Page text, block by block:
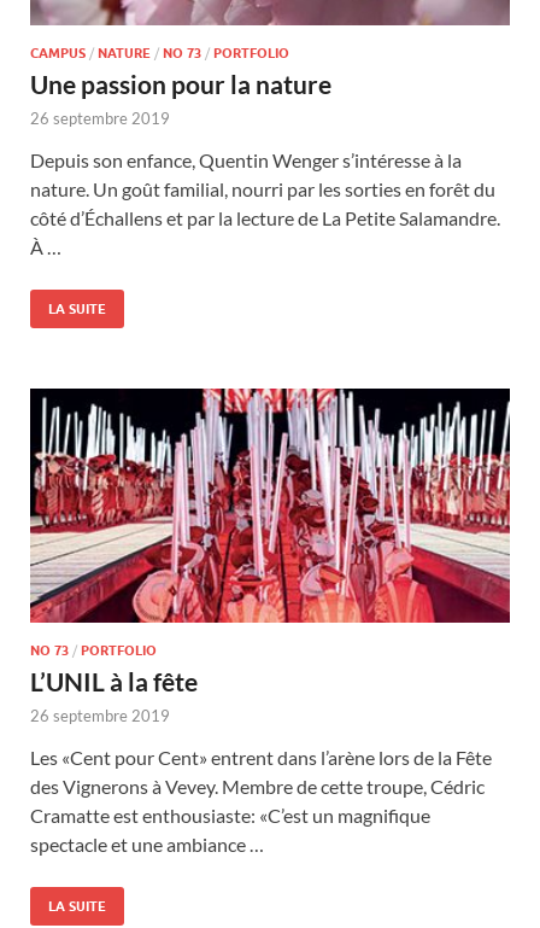
CAMPUS / NATURE / NO 73 / PORTFOLIO
Une passion pour la nature
26 septembre 2019
Depuis son enfance, Quentin Wenger s’intéresse à la
nature. Un goût familial, nourri par les sorties en forêt du
côté d’Échallens et par la lecture de La Petite Salamandre.
À …
LA SUITE
NO 73 / PORTFOLIO
L’UNIL à la fête
26 septembre 2019
Les «Cent pour Cent» entrent dans l’arène lors de la Fête
des Vignerons à Vevey. Membre de cette troupe, Cédric
Cramatte est enthousiaste: «C’est un magnifique
spectacle et une ambiance …
LA SUITE